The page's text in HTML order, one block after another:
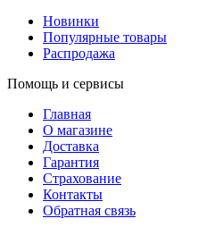
Новинки
Популярные товары
Распродажа
Помощь и сервисы
Главная
О магазине
Доставка
Гарантия
Страхование
Контакты
Обратная связь